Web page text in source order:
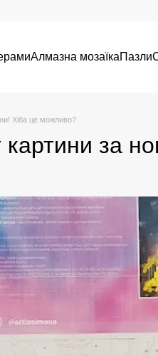
Алмазна мозаїкаПазли
Хіба це можливо?
за